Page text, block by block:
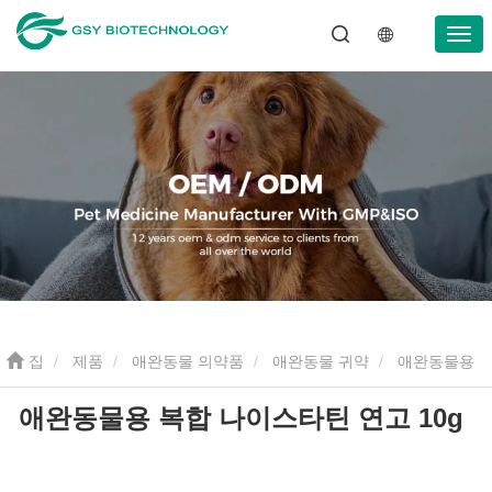
집 제품 애완동물 의약품 애완동물 귀약
복합 나이스타틴 연고 10g
애완동물용 복합 나이스타틴 연고 10g